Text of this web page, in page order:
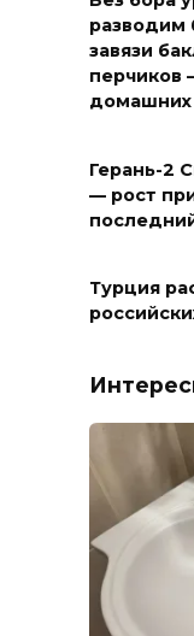
разводим
завязи
перчиков
домашних
Герань-2
— рост
Турция